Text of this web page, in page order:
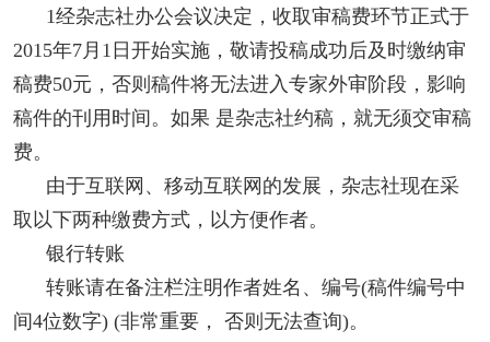
1经杂志社办公会议决定，收取审稿费环节正式于
2015年7月1日开始实施，敬请投稿成功后及时缴纳审
稿费50元，否则稿件将无法进入专家外审阶段，影响
稿件的刊用时间。如果 是杂志社约稿，就无须交审稿
费。
由于互联网、移动互联网的发展，杂志社现在采
取以下两种缴费方式，以方便作者。
银行转账
转账请在备注栏注明作者姓名、编号(稿件编号中
间4位数字) (非常重要， 否则无法查询)。